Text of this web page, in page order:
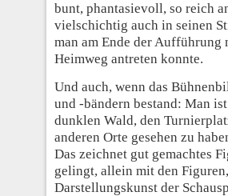
bunt, phantasievoll, so reich
vielschichtig auch in seinen
man am Ende der Aufführung
Heimweg antreten konnte.
Und auch, wenn das
und -bändern bestand: Man
dunklen Wald, den
anderen Orte gesehen zu
Das zeichnet gut gemachtes
gelingt, allein mit den
Darstellungskunst der